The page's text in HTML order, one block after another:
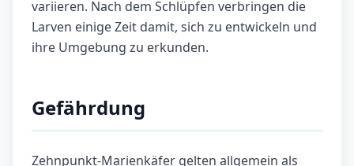
variieren. Nach dem Schlüpfen verbringen die
Larven einige Zeit damit, sich zu entwickeln und
ihre Umgebung zu erkunden.
Gefährdung
Zehnpunkt-Marienkäfer gelten allgemein als